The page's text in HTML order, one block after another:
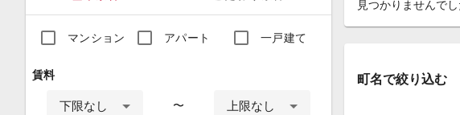
マンション アパート 一戸建て
賃料
下限なし 〜 上限なし
見つかりませんでし
町名で絞り込む